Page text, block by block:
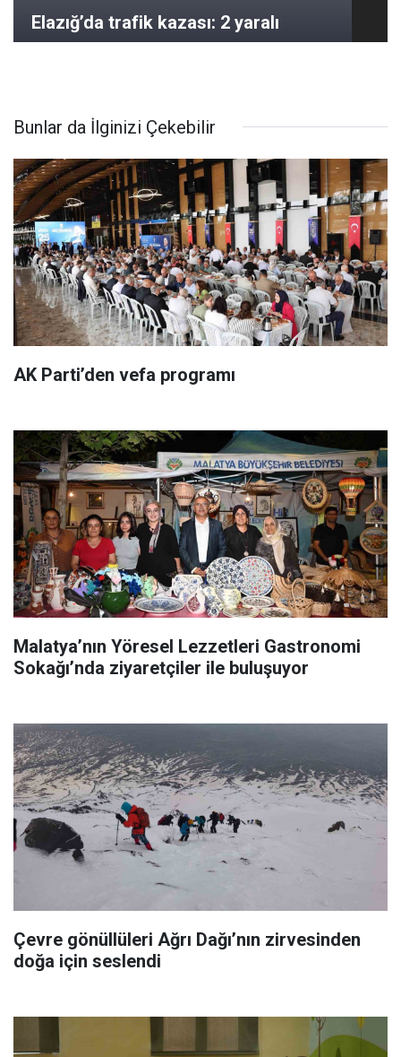
Elazığ’da trafik kazası: 2 yaralı
Bunlar da İlginizi Çekebilir
AK Parti’den vefa programı
Malatya’nın Yöresel Lezzetleri Gastronomi
Sokağı’nda ziyaretçiler ile buluşuyor
Çevre gönüllüleri Ağrı Dağı’nın zirvesinden
doğa için seslendi